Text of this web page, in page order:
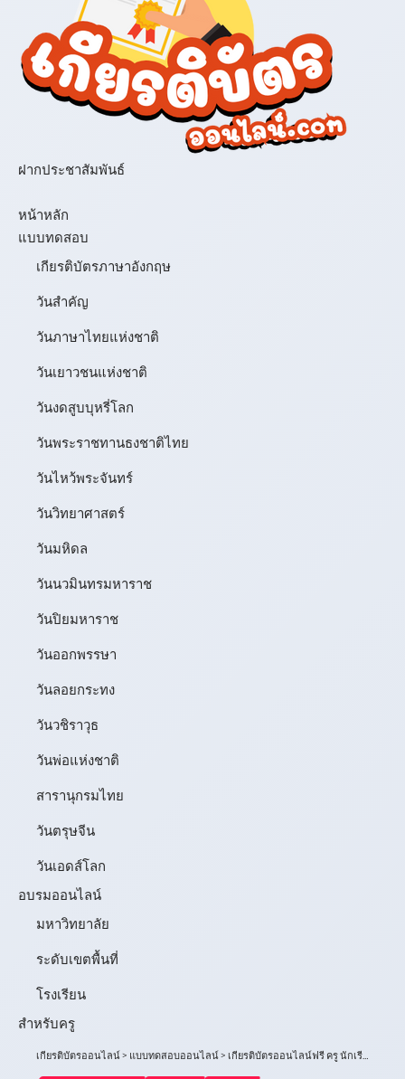
ฝากประชาสัมพันธ์
หน้าหลัก
แบบทดสอบ
เกียรติบัตรภาษาอังกฤษ
วันสำคัญ
วันภาษาไทยแห่งชาติ
วันเยาวชนแห่งชาติ
วันงดสูบบุหรี่โลก
วันพระราชทานธงชาติไทย
วันไหว้พระจันทร์​
วันวิทยาศาสตร์
วันมหิดล
วันนวมินทรมหาราช
วันปิยมหาราช
วันออกพรรษา
วันลอยกระทง
วันวชิราวุธ
วันพ่อแห่งชาติ
สารานุกรมไทย
วันตรุษจีน
วันเอดส์โลก
อบรมออนไลน์
มหาวิทยาลัย
ระดับเขตพื้นที่
โรงเรียน
สำหรับครู
เกียรติบัตรออนไลน์> แบบทดสอบออนไลน์> เกียรติบัตรออนไลน์ฟรี ครู นักเรียน ทำข้อสอบ ทำแบบทดสอบ แบบทดสอบออนไลน์ กิจกรรมลูกเสือจิตอาสา และกิจกรรมแลกเปลี่ยนเรียนรู้ด้านลูกเสือ เนื่องในวันคล้ายวันสถาปนาคณะลูกเสือแห่งชาติ ครบรอบ 112 โรงเรียนทุ่งกุลาพิทยาคม 66